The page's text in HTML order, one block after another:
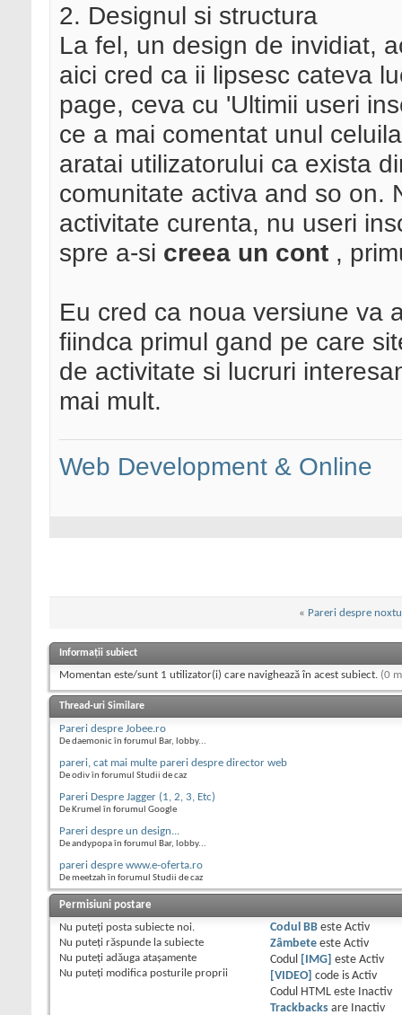
2. Designul si structura
La fel, un design de invidiat,
aici cred ca ii lipsesc cateva
page, ceva cu 'Ultimii useri
ce a mai comentat unul
aratai utilizatorului ca exista
comunitate activa and so on.
activitate curenta, nu useri
spre a-si creea un cont ,
Eu cred ca noua versiune va
fiindca primul gand pe care
de activitate si lucruri
mai mult.
Web Development & Online
« Pareri despre
Informații subiect
Momentan este/sunt 1 utilizator(i) care navighează în acest subiect. (0
Thread-uri Similare
Pareri despre Jobee.ro
De daemonic în forumul Bar, lobby...
pareri, cat mai multe pareri despre director web
De odiv în forumul Studii de caz
Pareri Despre Jagger (1, 2, 3, Etc)
De Krumel în forumul Google
Pareri despre un design...
De andypopa în forumul Bar, lobby...
pareri despre www.e-oferta.ro
De meetzah în forumul Studii de caz
Permisiuni postare
Nu puteţi posta subiecte noi.
Nu puteţi răspunde la subiecte
Nu puteţi adăuga ataşamente
Nu puteţi modifica posturile proprii
Codul BBeste Activ
Zâmbeteeste Activ
Codul
[IMG] este Activ
[VIDEO] code is Activ
Codul HTML este
Inactiv
Trackbacksare Inactiv